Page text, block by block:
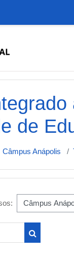
de
Câmpus Anápolis
Buscar